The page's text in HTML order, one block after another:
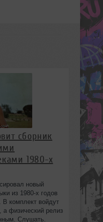
сборник
1980-х
новый
из 1980-х годов
В комплект войдут
а физический релиз
Слушать.